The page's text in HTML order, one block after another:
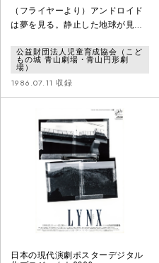
（フライヤーより）アンドロイド
は夢を見る。静止した地球が見て
は翼をもち、光のなかを翔んでい
た。」託された幾千万の想いがひ
とりの少女に光の翼を与えた。
公益財団法人児童育成協会（こど
もの城 青山劇場・青山円形劇
場）
1986.07.11 収録
日本の現代演劇ポスターデジタル